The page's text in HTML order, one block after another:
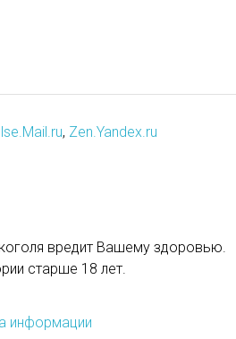
, Zen.Yandex.ru
вредит Вашему здоровью.
старше 18 лет.
информации